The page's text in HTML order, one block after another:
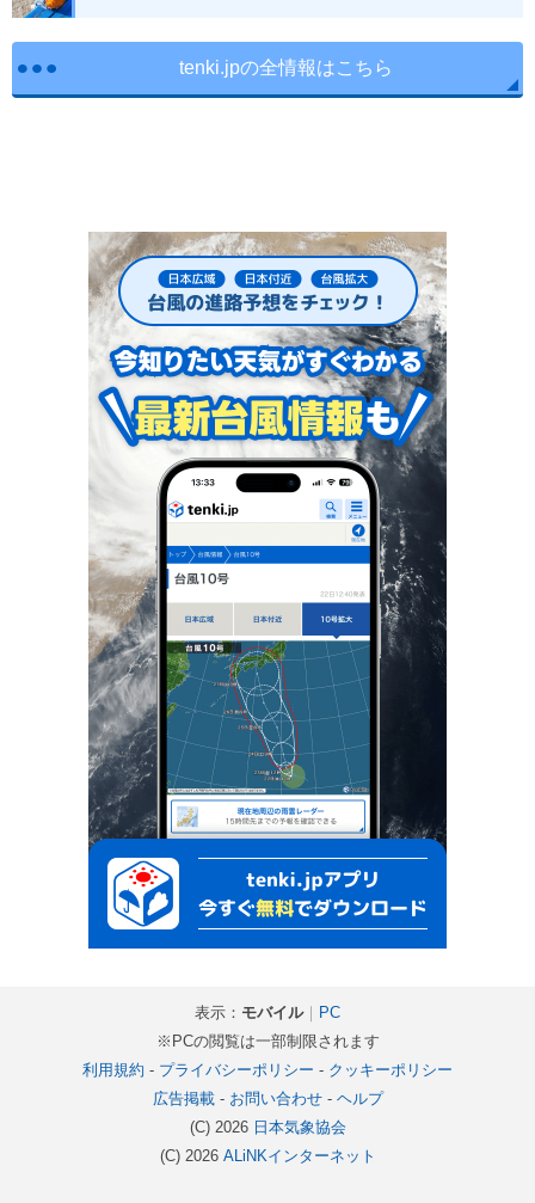
tenki.jpの全情報はこちら
表示： モバイル｜ PC
※PCの閲覧は一部制限されます
利用規約 - プライバシーポリシー - クッキーポリシー
広告掲載- お問い合わせ- ヘルプ
(C) 2026 日本気象協会
(C) 2026 ALiNKインターネット